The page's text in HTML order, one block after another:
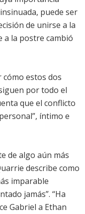
puede ser
de unirse a la
a la postre cambió
cómo estos dos
por todo el
que el conflicto
íntimo e
de algo aún más
describe como
imparable
jamás”. “Ha
Gabriel a Ethan